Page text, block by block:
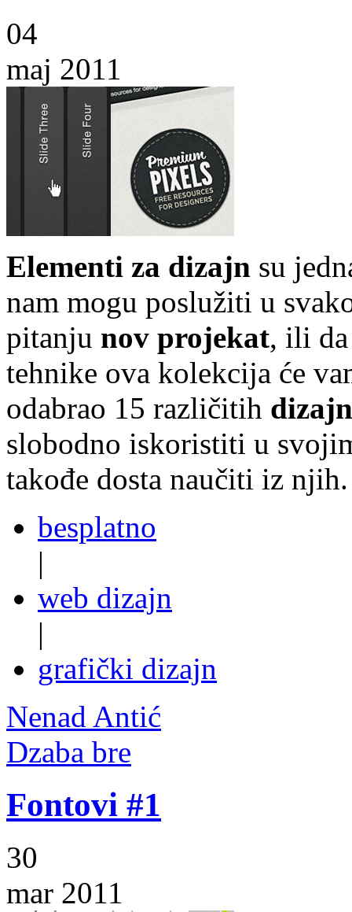
04
maj 2011
Elementi za dizajn su
nam mogu poslužiti u
pitanju nov projekat, ili
tehnike ova kolekcija će
odabrao 15 različitih
slobodno iskoristiti u
takođe dosta naučiti iz njih.
besplatno
|
web dizajn
|
grafički dizajn
Nenad Antić
Dzaba bre
Fontovi #1
30
mar 2011